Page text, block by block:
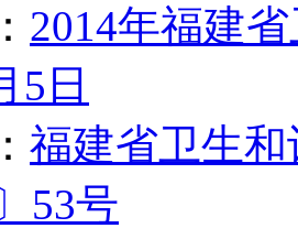
2014年福建
5日
福建省卫生
53号